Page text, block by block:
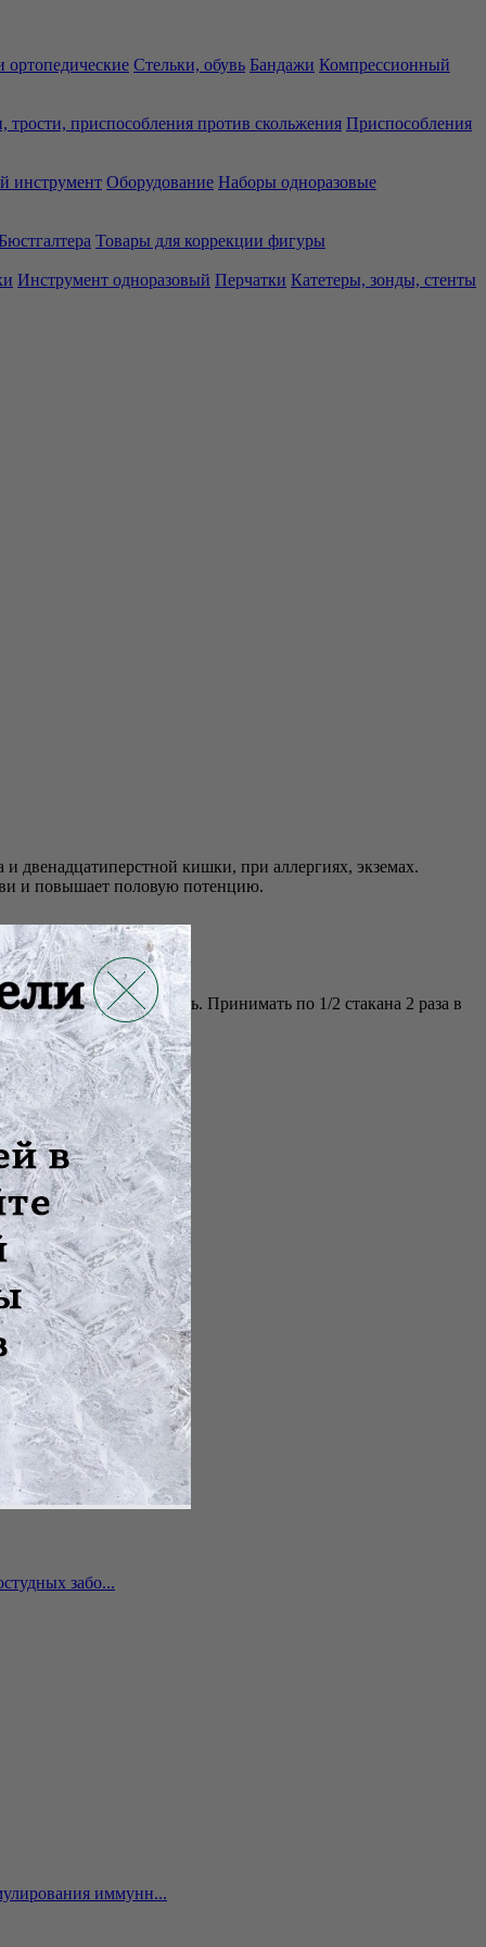
ортопедические Стельки, обувь Бандажи Компрессионный
трости, приспособления против скольжения Приспособления
инструмент Оборудование Наборы одноразовые
Бюстгалтера Товары для коррекции фигуры
Инструмент одноразовый Перчатки Катетеры, зонды, стенты
двенадцатиперстной кишки, при аллергиях, экземах.
и повышает половую потенцию.
15 минут, процедить. Принимать по 1/2 стакана 2 раза в
забо...
иммунн...